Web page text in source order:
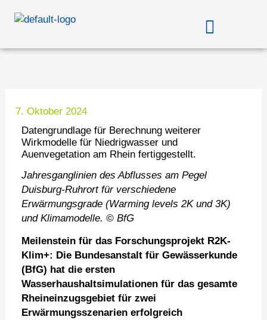
Inhalt
Menü
7. Oktober 2024
Datengrundlage für Berechnung weiterer
Wirkmodelle für Niedrigwasser und
Auenvegetation am Rhein fertiggestellt.
Jahresganglinien des Abflusses am Pegel
Duisburg-Ruhrort für verschiedene
Erwärmungsgrade (Warming levels 2K und 3K)
und Klimamodelle. © BfG
Meilenstein für das Forschungsprojekt R2K-
Klim+: Die Bundesanstalt für Gewässerkunde
(BfG) hat die ersten
Wasserhaushaltsimulationen für das gesamte
Rheineinzugsgebiet für zwei
Erwärmungsszenarien erfolgreich